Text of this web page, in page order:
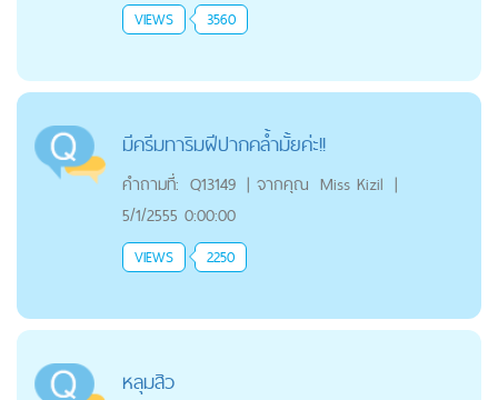
VIEWS 3560
มีครีมทาริมฝีปากคล้ำมั้ยค่ะ!!
คำถามที่: Q13149 | จากคุณ Miss Kizil |
5/1/2555 0:00:00
VIEWS 2250
หลุมสิว